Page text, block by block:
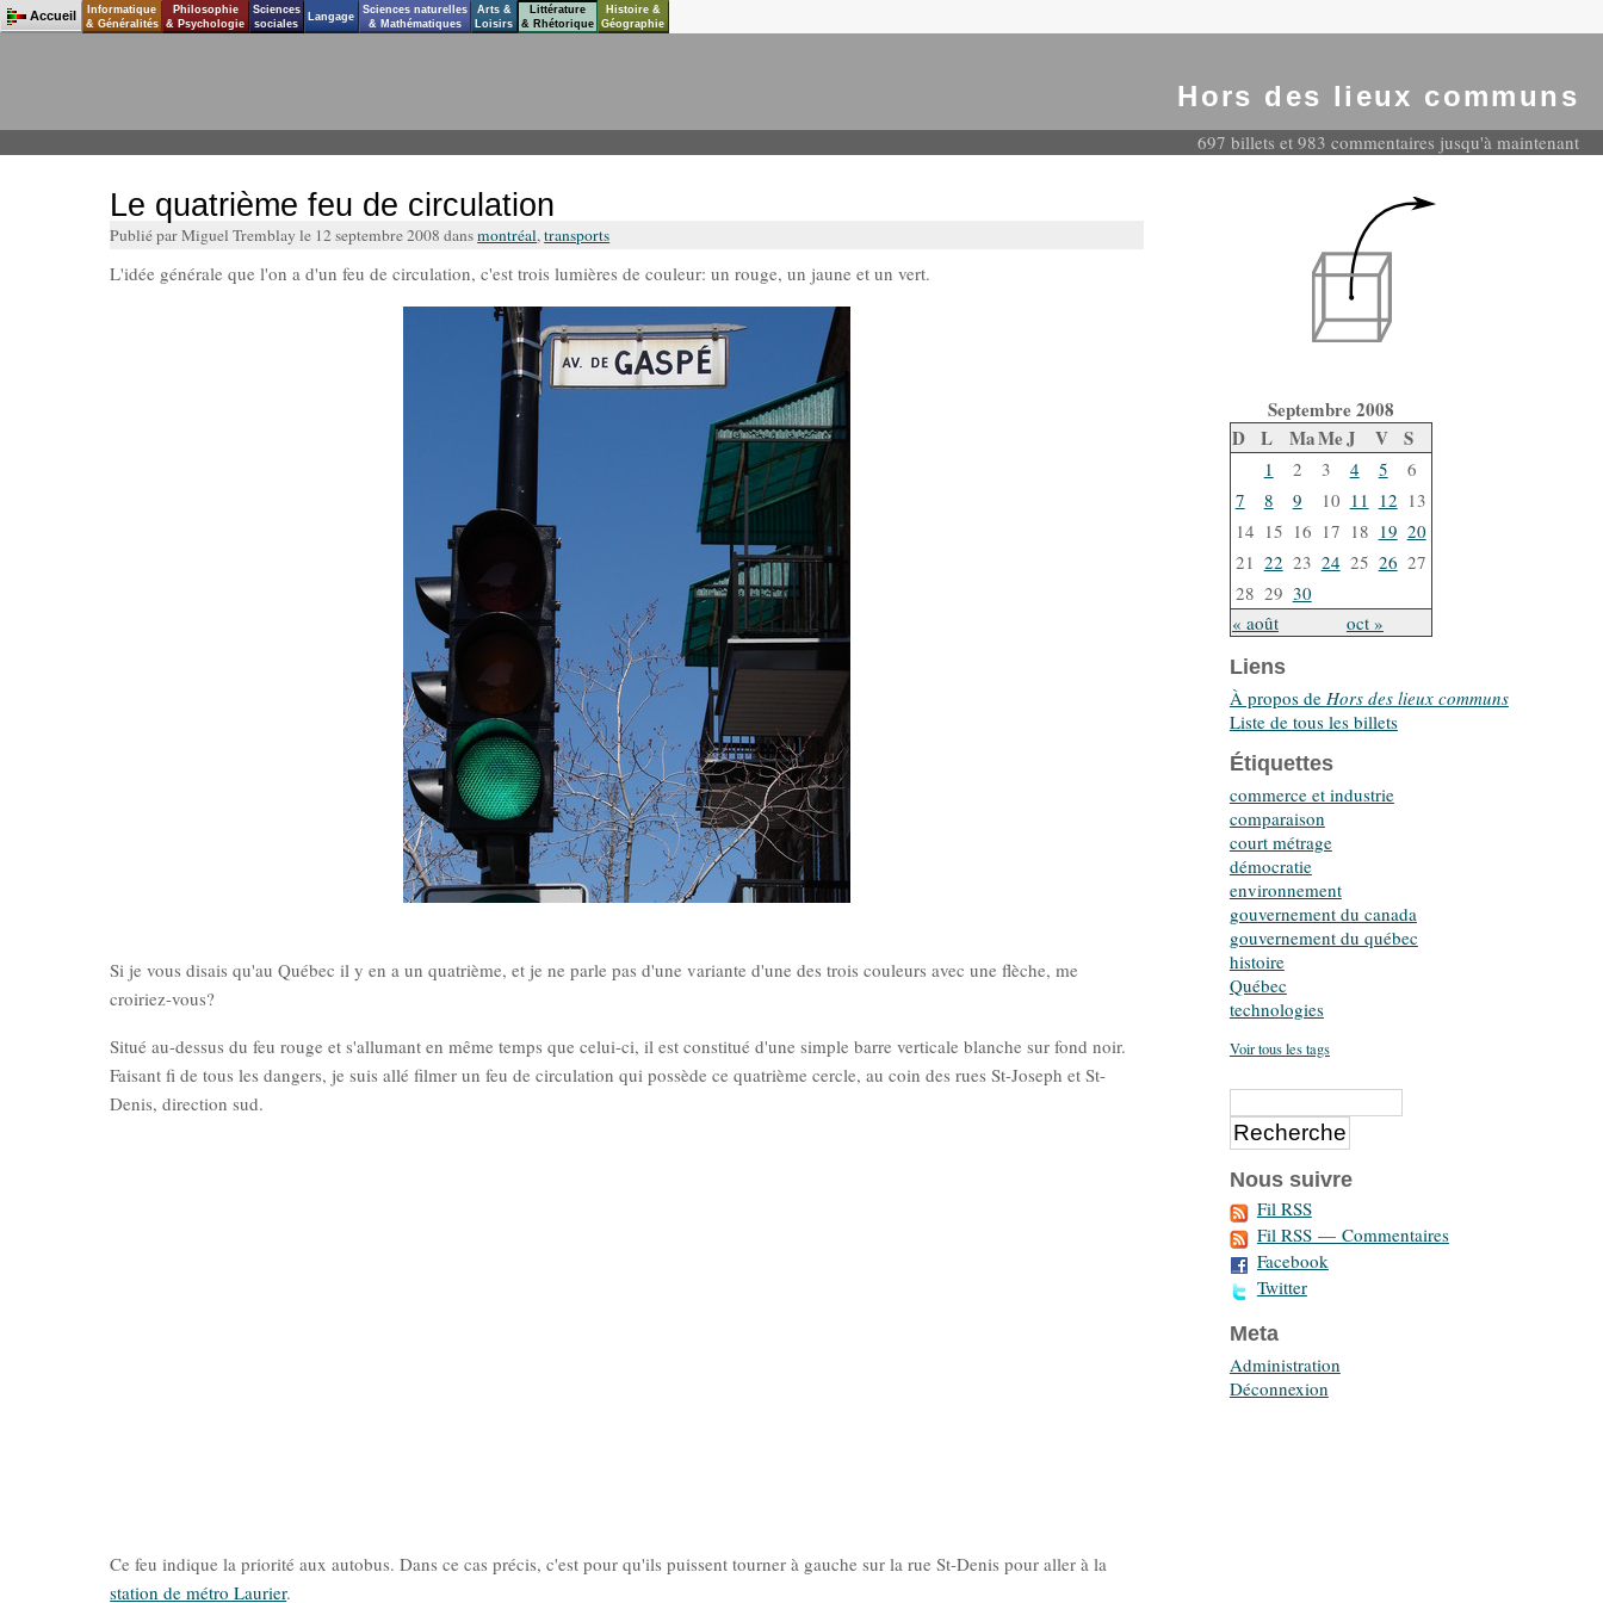
Hors des lieux communs
697 billets et 983 commentaires jusqu'à maintenant
Le quatrième feu de circulation
Publié par Miguel Tremblay le 12 septembre 2008 dansmontréal,transports
L'idée générale que l'on a d'un feu de circulation, c'est trois lumières de couleur: un rouge, un jaune et un vert.
Si je vous disais qu'au Québec il y en a un quatrième, et je ne parle pas d'une variante d'une des trois couleurs avec une flèche, me
croiriez-vous?
Situé au-dessus du feu rouge et s'allumant en même temps que celui-ci, il est constitué d'une simple barre verticale blanche sur fond noir.
Faisant fi de tous les dangers, je suis allé filmer un feu de circulation qui possède ce quatrième cercle, au coin des rues St-Joseph et St-
Denis, direction sud.
Ce feu indique la priorité aux autobus. Dans ce cas précis, c'est pour qu'ils puissent tourner à gauche sur la rue St-Denis pour aller à la
station de métro Laurier.
Septembre 2008
D L MaMeJ V S
« août oct »
1 2 3 4 5
6
7
8 9 10 11 12 13
14 15 16 17 18 19 20
21 22 23 24 25 26 27
28 29 30
Liens
À propos de Hors des lieux communs
Liste de tous les billets
Étiquettes
commerce et industrie
comparaison
court métrage
démocratie
environnement
gouvernement du canada
gouvernement du québec
histoire
Québec
technologies
Voir tous les tags
Nous suivre
Fil RSS
Fil RSS — Commentaires
Facebook
Twitter
Meta
Administration
Déconnexion
Accueil
Informatique
& Généralités
Philosophie
& Psychologie
Sciences
sociales
Langage
Sciences naturelles
& Mathématiques
Arts &
Loisirs
Littérature
& Rhétorique
Histoire &
Géographie